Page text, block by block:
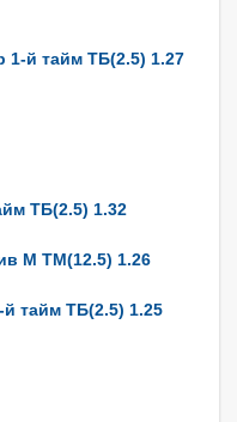
й тайм ТБ(2.5) 1.27
ТБ(2.5) 1.32
М ТМ(12.5) 1.26
тайм ТБ(2.5) 1.25